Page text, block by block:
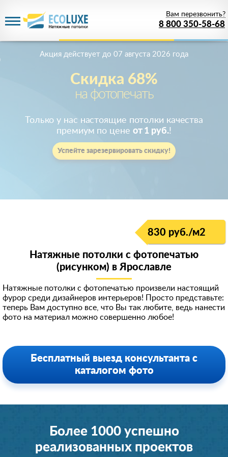
8 800 350-58-68
Вам перезвонить?
Скидка 68%
на фотопечать
Акция действует до 07 августа 2026 года
Только у нас настоящие потолки качества
премиум по цене от 1 руб.!
Успейте зарезервировать скидку!
830 руб./м2
Натяжные потолки с фотопечатью
(рисунком) в Ярославле
Натяжные потолки с фотопечатью произвели настоящий
фурор среди дизайнеров интерьеров! Просто представьте:
теперь Вам доступно все, что Вы так любите, ведь нанести
фото на материал можно совершенно любое!
Бесплатный выезд консультанта с
каталогом фото
Более 1000 успешно
реализованных проектов